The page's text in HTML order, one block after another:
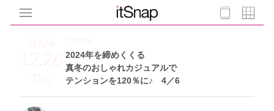
2024
12.26
Thu
2024年を締めくくる
真冬のおしゃれカジュアルで
テンションを120％に♪ 4／6
Theme